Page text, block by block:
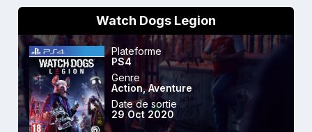
Watch Dogs Legion
Plateforme
PS4
Genre
Action,Aventure
Date de sortie
29 Oct 2020